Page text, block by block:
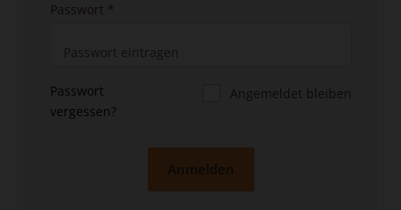
Passwort *
Passwort
vergessen?
Angemeldet bleiben
Anmelden